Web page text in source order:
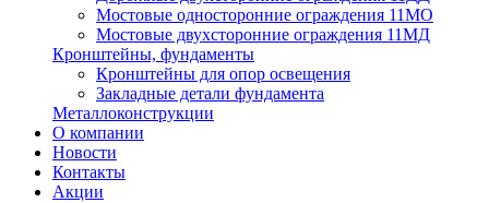
Мостовые односторонние ограждения 11МО
Мостовые двухсторонние ограждения 11МД
Кронштейны, фундаменты
Кронштейны для опор освещения
Закладные детали фундамента
Металлоконструкции
О компании
Новости
Контакты
Акции